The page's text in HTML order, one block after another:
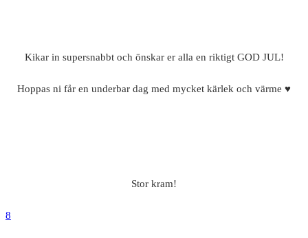
Kikar in supersnabbt och önskar er alla en riktigt GOD JUL!
Hoppas ni får en underbar dag med mycket kärlek och värme ♥
Stor kram!
8